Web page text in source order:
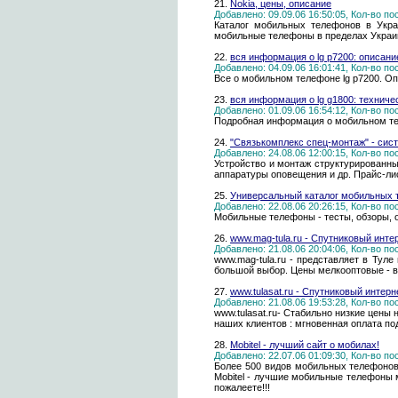
21. Nokia, цены, описание
Добавлено: 09.09.06 16:50:05, Кол-во
Каталог мобильных телефонов в
мобильные телефоны в пределах
22. вся информация о lg p7200:
Добавлено: 04.09.06 16:01:41, Кол-во
Все о мобильном телефоне lg p7200.
23. вся информация о lg g1800:
Добавлено: 01.09.06 16:54:12, Кол-во
Подробная информация о мобильном
24. "Связькомплекс спец-монтаж" -
Добавлено: 24.08.06 12:00:15, Кол-во
Устройство и монтаж
аппаратуры оповещения и др. Прайс-
25. Универсальный каталог мобильных
Добавлено: 22.08.06 20:26:15, Кол-во
Мобильные телефоны - тесты, обзоры,
26. www.mag-tula.ru - Спутниковый
Добавлено: 21.08.06 20:04:06, Кол-во
www.mag-tula.ru - представляет в
большой выбор. Цены мелкооптовые - в
27. www.tulasat.ru - Спутниковый
Добавлено: 21.08.06 19:53:28, Кол-во
www.tulasat.ru- Стабильно низкие цены
наших клиентов : мгновенная оплата
28. Mobitel - лучший сайт о мобилах!
Добавлено: 22.07.06 01:09:30, Кол-во
Более 500 видов мобильных
Mobitel - лучшие мобильные телефоны
пожалеете!!!